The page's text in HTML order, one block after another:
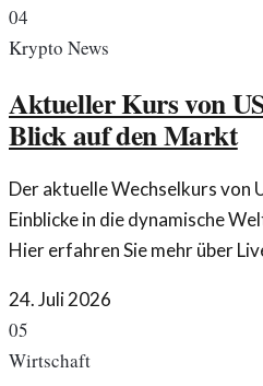
04
Krypto News
Aktueller Kurs von
Blick auf den Markt
Der aktuelle Wechselkurs von
Einblicke in die dynamische
Hier erfahren Sie mehr über
24. Juli 2026
05
Wirtschaft